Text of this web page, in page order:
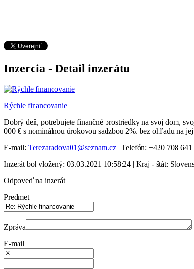
Inzercia - Detail inzerátu
Rýchle financovanie
Dobrý deň, potrebujete finančné prostriedky na svoj dom,
000 € s nominálnou úrokovou sadzbou 2%, bez ohľadu na
E-mail: Terezaradova01@seznam.cz | Telefón: +420 708 641
Inzerát bol vložený: 03.03.2021 10:58:24 | Kraj - štát:
Odpoveď na inzerát
Predmet
Zpráva
E-mail